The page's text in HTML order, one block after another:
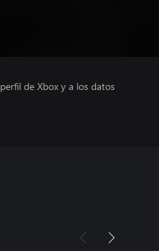
de Xbox y a los datos